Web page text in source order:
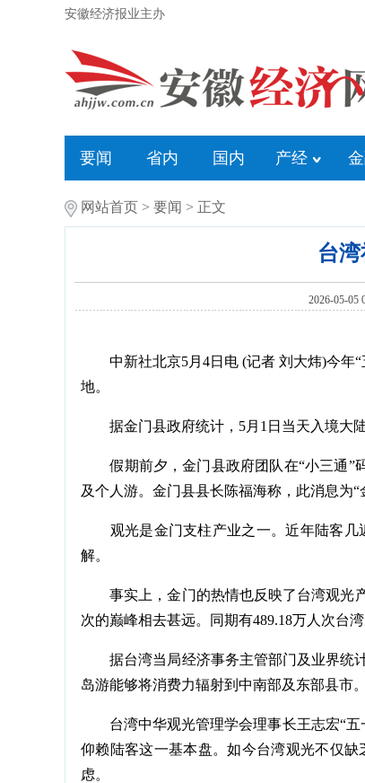
安徽经济报业主办
要闻 省内 国内 产经
网站首页 > 要闻 > 正文
台
2026-05-
中新社北京5月4日电 (记者 刘大炜)今年“
地。
据金门县政府统计，5月1日当天入境大陆
假期前夕，金门县政府团队在“小三通”
及个人游。金门县县长陈福海称，此消息为“
观光是金门支柱产业之一。近年陆客几
解。
事实上，金门的热情也反映了台湾观光产
次的巅峰相去甚远。同期有489.18万人次台
据台湾当局经济事务主管部门及业界统计
岛游能够将消费力辐射到中南部及东部县市。
台湾中华观光管理学会理事长王志宏“五
仰赖陆客这一基本盘。如今台湾观光不仅
虑。